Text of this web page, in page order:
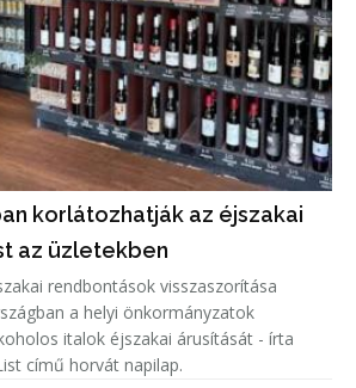
korlátozhatják az éjszakai
az üzletekben
rendbontások visszaszorítása
a helyi önkormányzatok
italok éjszakai árusítását - írta
című horvát napilap.